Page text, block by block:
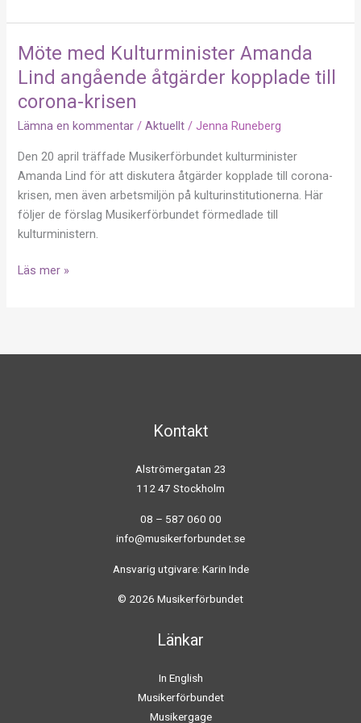
Möte med Kulturminister Amanda
Lind angående åtgärder kopplade till
corona-krisen
Lämna en kommentar /Aktuellt /Jenna Runeberg
Den 20 april träffade Musikerförbundet kulturminister
Amanda Lind för att diskutera åtgärder kopplade till corona-
krisen, men även arbetsmiljön på kulturinstitutionerna. Här
följer de förslag Musikerförbundet förmedlade till
kulturministern.
Möte
med
Kulturminister
Amanda
Lind
corona-
Läs mer »
Kontakt
Alströmergatan 23
112 47 Stockholm
08 – 587 060 00
info@musikerforbundet.se
Ansvarig utgivare: Karin Inde
© 2026 Musikerförbundet
Länkar
In English
Musikerförbundet
Musikergage